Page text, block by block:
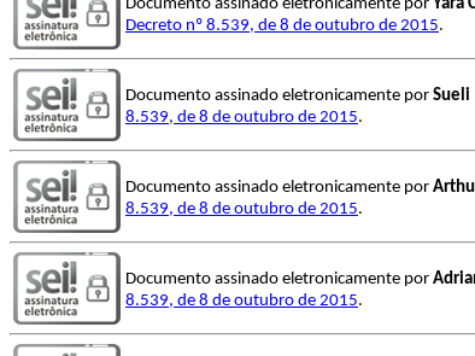
Documento assinado eletronicamente por Yara
Decreto nº 8.539, de 8 de outubro de 2015.
Documento assinado eletronicamente por Sueli
8.539, de 8 de outubro de 2015.
Documento assinado eletronicamente por
8.539, de 8 de outubro de 2015.
Documento assinado eletronicamente por
8.539, de 8 de outubro de 2015.